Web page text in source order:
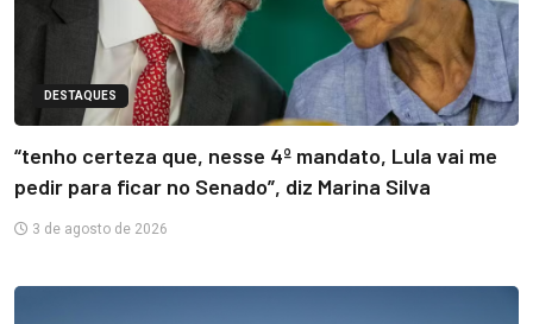
DESTAQUES
“tenho certeza que, nesse 4º mandato, Lula vai me
pedir para ficar no Senado”, diz Marina Silva
3 de agosto de 2026